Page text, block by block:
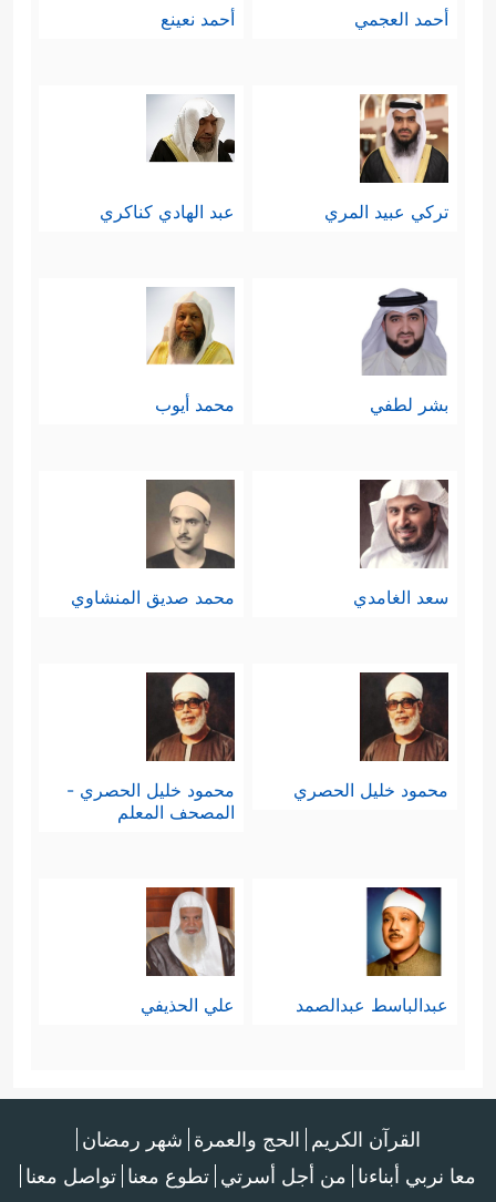
أحمد العجمي أحمد نعينع
تركي عبيد المري عبد الهادي كناكري
بشر لطفي محمد أيوب
سعد الغامدي محمد صديق المنشاوي
محمود خليل الحصري
محمود خليل الحصري -
المصحف المعلم
عبدالباسط عبدالصمد علي الحذيفي
القرآن الكريم الحج والعمرة شهر رمضان
معا نربي أبناءنا من أجل أسرتي تطوع معنا تواصل معنا